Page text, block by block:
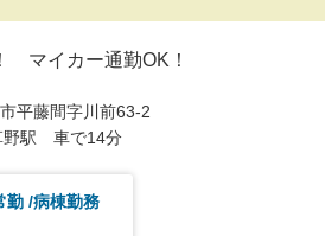
マイカー通勤OK！
平藤間字川前63-2
駅 車で14分
勤 病棟勤務